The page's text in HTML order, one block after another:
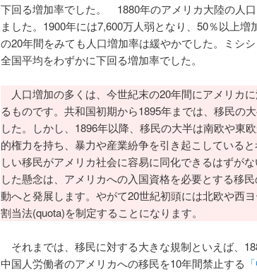
下回る増加率でした。 1880年のアメリカ大陸の人
ました。1900年には7,600万人弱となり、50％以上
の20年間をみても人口増加率は緩やかでした。ミシシ
全国平均をわずかに下回る増加率でした。
人口増加の多くは、今世紀末の20年間にアメリカ
るものです。共和国初期から1895年までは、移民の
した。しかし、1896年以降、移民の大半は南欧や東
的権力を持ち、暴力や産業紛争を引き起こしている
しい移民がアメリカ社会に容易に同化できるはずが
した懸念は、アメリカへの入国資格を必要とする移
動へと発展します。やがて20世紀初頭には北欧や西
割当法(quota)を制定することになります。
それまでは、移民に対する大きな規制といえば、
中国人労働者のアメリカへの移民を10年間禁止する